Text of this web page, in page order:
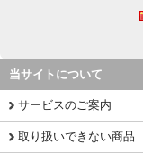
当サイトについて
サービスのご案内
取り扱いできない商品